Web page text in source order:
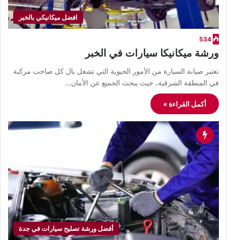
افضل ميكانيكي بالخبر
534
ورشة ميكانيكا سيارات في الخبر
تعتبر صيانة السيارة من الأمور الحيوية التي تشغل بال كل صاحب مركبة
في المنطقة الشرقية، حيث يبحث الجميع عن الأمان…
أكمل القراءة »
أفضل ورشة تصليح سيارات في جدة